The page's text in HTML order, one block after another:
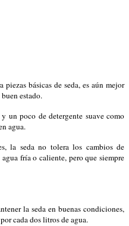
básicas de seda, es aún mejor
estado.
un poco de detergente suave como
agua.
la seda no tolera los cambios de
fría o caliente, pero que siempre
la seda en buenas condiciones,
cada dos litros de agua.